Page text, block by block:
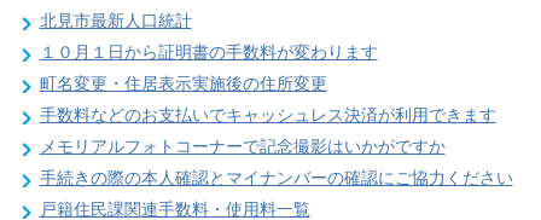
北見市最新人口統計
１０月１日から証明書の手数料が変わります
町名変更・住居表示実施後の住所変更
手数料などのお支払いでキャッシュレス決済が利用できます
メモリアルフォトコーナーで記念撮影はいかがですか
手続きの際の本人確認とマイナンバーの確認にご協力ください
戸籍住民課関連手数料・使用料一覧